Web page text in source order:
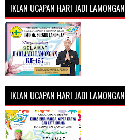
IKLAN UCAPAN HARI JADI LAMONGAN
IKLAN UCAPAN HARI JADI LAMONGAN